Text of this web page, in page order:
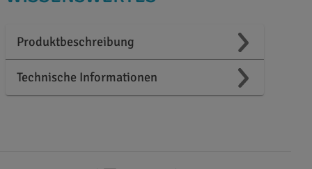
Produktbeschreibung
Technische Informationen